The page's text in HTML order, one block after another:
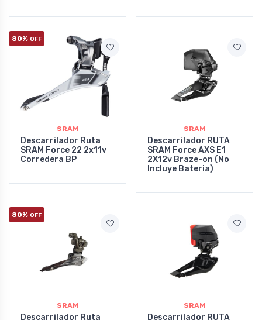
80% OFF
SRAM
Descarrilador Ruta
SRAM Force 22 2x11v
Corredera BP
SRAM
Descarrilador RUTA
SRAM Force AXS E1
2X12v Braze-on (No
Incluye Bateria)
80% OFF
SRAM
Descarrilador Ruta
SRAM
Descarrilador RUTA